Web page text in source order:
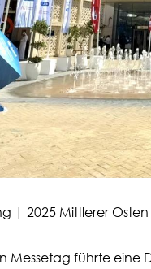
Mittlerer Osten
führte eine